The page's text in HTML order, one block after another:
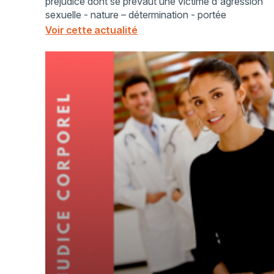
sexuelle - nature – détermination - portée
Voir cette actualité